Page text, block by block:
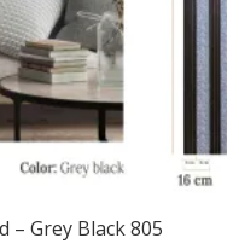
– Grey Black 805